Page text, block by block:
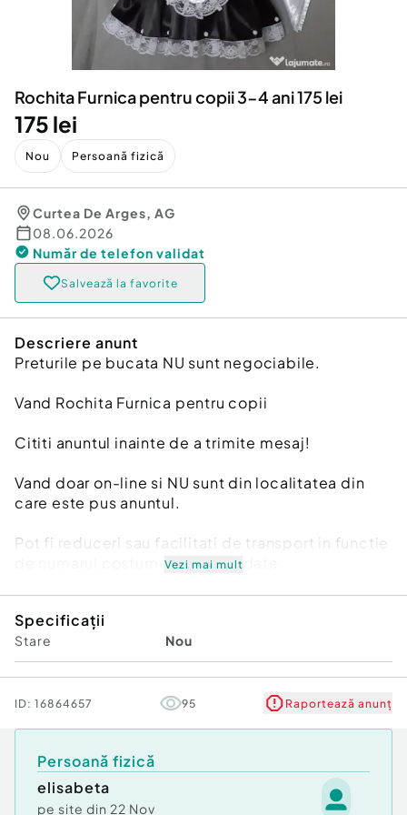
Animale de companie
Afaceri și echipamente profesionale
Inchiriere Bunuri si Vehicule
Utilaje agricole si industriale
Piese auto si accesorii
Rochita Furnica pentru copii 3-4 ani 175 lei
175 lei
Nou Persoană fizică
Curtea De Arges, AG
08.06.2026
Număr de telefon validat
Salvează la favorite
Descriere anunt
Preturile pe bucata NU sunt negociabile.
Vand Rochita Furnica pentru copii
Cititi anuntul inainte de a trimite mesaj!
Vand doar on-line si NU sunt din localitatea din
care este pus anuntul.
Pot fi reduceri sau facilitati de transport in functie
de numarul costumelor comandate.
achizitioneaza(pot fi costume diferite,marimi
diferite,personaje diferite)
Facilitatile si reducerile sunt dupa cum urmeaza:
-pentru 3 sau 4 costume cumparate se aplica o
reducere de 5% plus transport gratuit
Vezi mai mult
Specificații
Stare Nou
ID: 16864657 95 Raportează anunț
Persoană fizică
elisabeta
pe site din 22 Nov